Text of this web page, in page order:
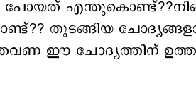
പോയത്
തുടങ്ങിയ
ഈ ചോദ്യത്തിന്